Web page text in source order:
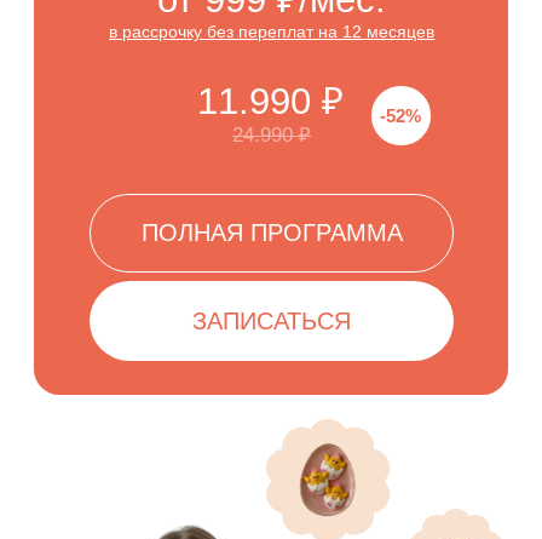
обновление 2025
Гайды
«Как продавать Пасхальные
десерты» и «Как подготовиться
к Пасхе и ничего не забыть»
Птичье Молоко со вкусом Манго-
Маракуйя и пасхальным декором
Маршмеллоу
2